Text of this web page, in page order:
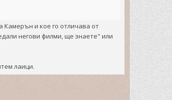
Камерън и кое го отличава от
негови филми, ще знаете" или
лаици.